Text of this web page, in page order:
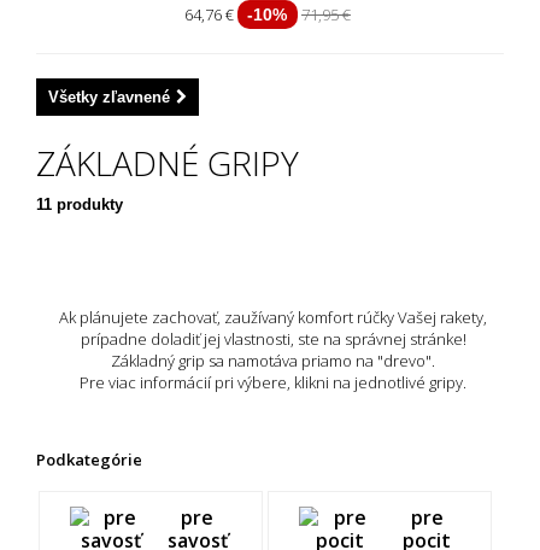
64,76 €
-10% 71,95 €
Všetky zľavnené
ZÁKLADNÉ GRIPY
11 produkty
Ak plánujete zachovať, zaužívaný komfort rúčky Vašej rakety,
prípadne doladiť jej vlastnosti, ste na správnej stránke!
Základný grip sa namotáva priamo na "drevo".
Pre viac informácií pri výbere, klikni na jednotlivé gripy.
Podkategórie
pre
savosť
pre
pocit